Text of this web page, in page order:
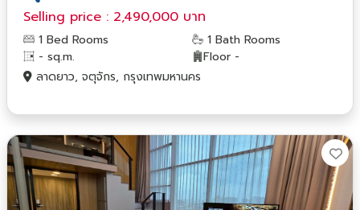
Selling price : 2,490,000 บาท
1 Bed Rooms
1 Bath Rooms
- sq.m.
Floor -
ลาดยาว, จตุจักร, กรุงเทพมหานคร